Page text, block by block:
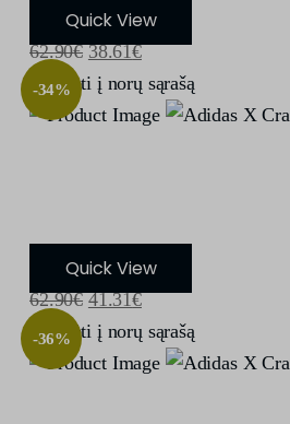
Quick View
62.90€ 38.61€
Įdėti į norų sąrašą
-34%
Quick View
62.90€ 41.31€
Įdėti į norų sąrašą
-36%